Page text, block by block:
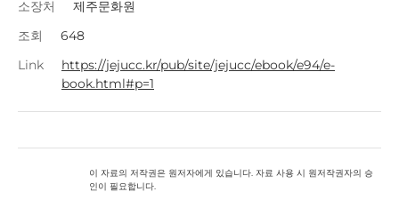
소장처
제주문화원
조회
648
Link
https://jejucc.kr/pub/site/jejucc/ebook/e94/e-
book.html#p=1
이 자료의 저작권은 원저자에게 있습니다. 자료 사용 시 원저작권자의 승
인이 필요합니다.